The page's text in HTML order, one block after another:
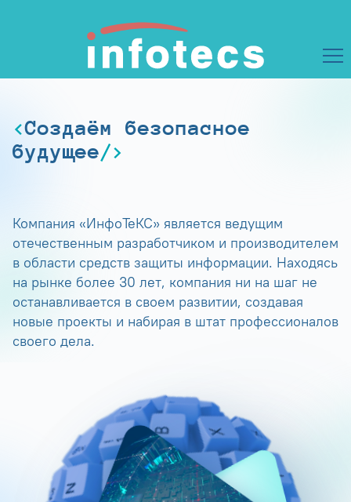
Создаём безопасное
будущее
Компания «ИнфоТеКС» является ведущим
отечественным разработчиком и производителем
в области средств защиты информации. Находясь
на рынке более 30 лет, компания ни на шаг не
останавливается в своем развитии, создавая
новые проекты и набирая в штат профессионалов
своего дела.